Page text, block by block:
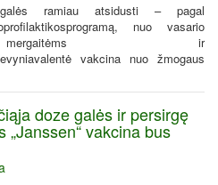
ramiau atsidusti – pagal
nuo vasario
ir
vakcina nuo žmogaus
doze galės ir persirgę
vakcina bus